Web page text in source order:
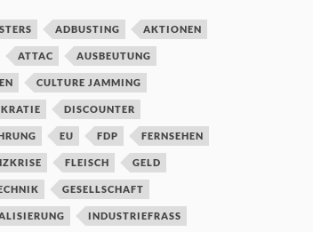
ADBUSTING AKTIONEN
ATTAC AUSBEUTUNG
CULTURE JAMMING
DISCOUNTER
EU FDP FERNSEHEN
FLEISCH GELD
GESELLSCHAFT
INDUSTRIEFRASS